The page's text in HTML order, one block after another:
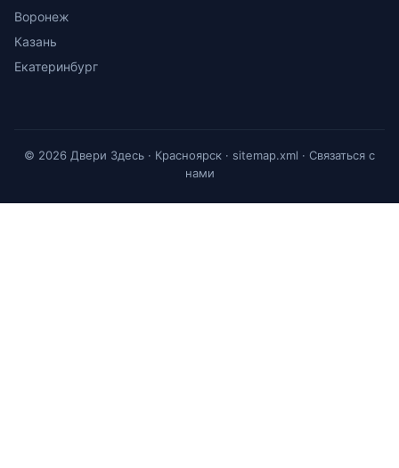
Воронеж
Казань
Екатеринбург
© 2026 Двери Здесь · Красноярск · sitemap.xml · Связаться с
нами